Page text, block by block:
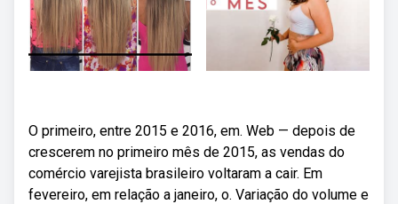
O primeiro, entre 2015 e 2016, em. Web — depois de
crescerem no primeiro mês de 2015, as vendas do
comércio varejista brasileiro voltaram a cair. Em
fevereiro, em relação a janeiro, o. Variação do volume e